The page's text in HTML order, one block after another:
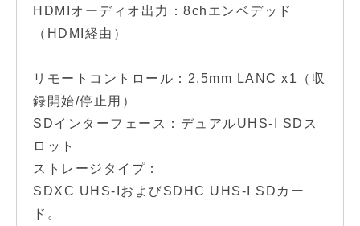
HDMIオーディオ出力：8chエンベデッド
（HDMI経由）
リモートコントロール：2.5mm LANC x1（収
録開始/停止用）
SDインターフェース：デュアルUHS-I SDス
ロット
ストレージタイプ：
SDXC UHS-IおよびSDHC UHS-I SDカー
ド。